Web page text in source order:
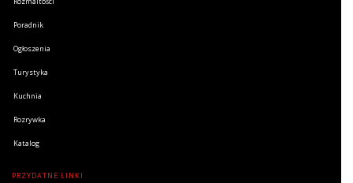
Poradnik
Ogłoszenia
Turystyka
Kuchnia
Rozrywka
Katalog
PRZYDATNE LINKI